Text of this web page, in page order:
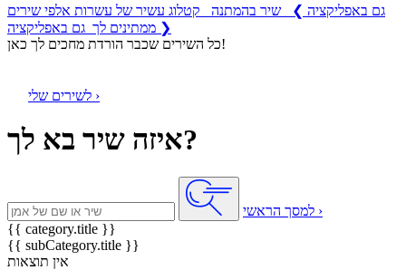
גם באפליקציה ❯
שיר בהמתנה קטלוג עשיר של עשרות אלפי שירים
ממתינים לך גם באפליקציה ❯
כל השירים שכבר הורדת מחכים לך כאן!
לשירים שלי ›
איזה שיר בא לך?
למסך הראשי ›
{{ category.title }}
{{ subCategory.title }}
אין תוצאות